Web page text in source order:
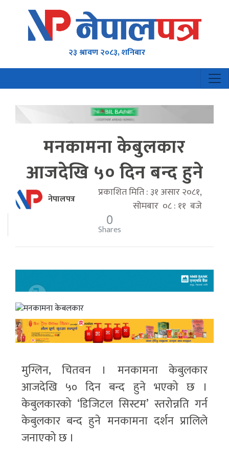
२३ श्रावण २०८३, शनिबार
मनकामना केबुलकार
आजदेखि ५० दिन बन्द हुने
नेपालपत्र
प्रकाशित मिति : ३१ असार २०८१,
सोमबार ०८ : ११ बजे
0
Shares
मुग्लिन, चितवन । मनकामना केबुलकार
आजदेखि ५० दिन बन्द हुने भएको छ ।
केबुलकारको ‘डिजिटल सिस्टम’ स्तरोन्नति गर्न
केबुलकार बन्द हुने मनकामना दर्शन प्रालिले
जनाएको छ ।